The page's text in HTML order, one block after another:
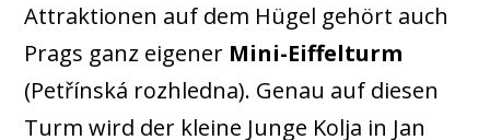
Attraktionen auf dem Hügel gehört auch
Prags ganz eigener Mini-Eiffelturm
(Petřínská rozhledna). Genau auf diesen
Turm wird der kleine Junge Kolja in Jan